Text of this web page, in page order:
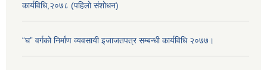
कार्यविधि,२०७८ (पहिलो संशोधन)
“घ” वर्गको निर्माण व्यवसायी इजाजतपत्र सम्बन्धी कार्यविधि २०७७।